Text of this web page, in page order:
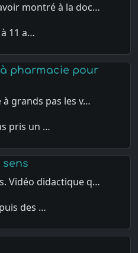
montré à la doc…
11 a…
pharmacie pour
grands pas les v…
pris un …
sens
Vidéo didactique q…
des …